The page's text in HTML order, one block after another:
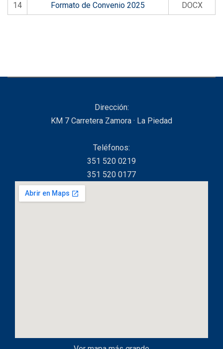
14
Formato de Convenio 2025 DOCX
Dirección:
KM 7 Carretera Zamora · La Piedad
Teléfonos:
351 520 0219
351 520 0177